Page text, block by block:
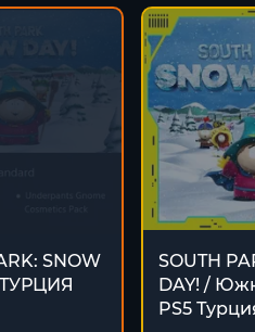
SNOW
TУРЦИЯ
SOUTH
DAY! /
PS5